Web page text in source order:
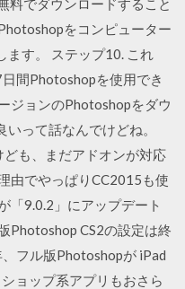
料でダウンロードすること
をコンピューター
ます。 ステップ10. これ
間Photoshopを使用でき
ジョンのPhotoshopをダウ
って話なんでけどね。
も、まだアドオンが対応
由でやっぱりCC2015も使
「9.0.2」にアップデート
Photoshop CS2の設定は終
フル版Photoshopが iPad
ョップ系アプリもおさら